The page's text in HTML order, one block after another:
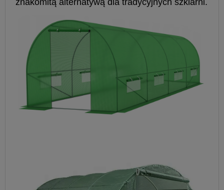
znakomitą alternatywą dla tradycyjnych szklarni.